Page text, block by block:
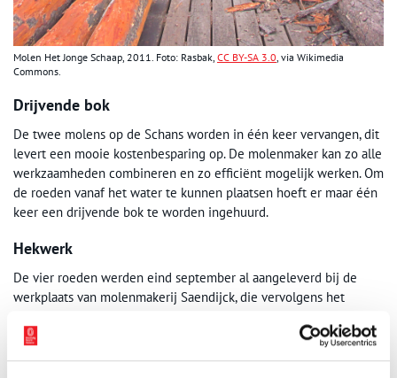
Molen Het Jonge Schaap, 2011. Foto: Rasbak, CC BY-SA 3.0, via Wikimedia
Commons.
Drijvende bok
De twee molens op de Schans worden in één keer vervangen, dit
levert een mooie kostenbesparing op. De molenmaker kan zo alle
werkzaamheden combineren en zo efficiënt mogelijk werken. Om
de roeden vanaf het water te kunnen plaatsen hoeft er maar één
keer een drijvende bok te worden ingehuurd.
Hekwerk
De vier roeden werden eind september al aangeleverd bij de
werkplaats van molenmakerij Saendijck, die vervolgens het
genoeg om deze klus binnen te klaren, dus het werk werd buiten